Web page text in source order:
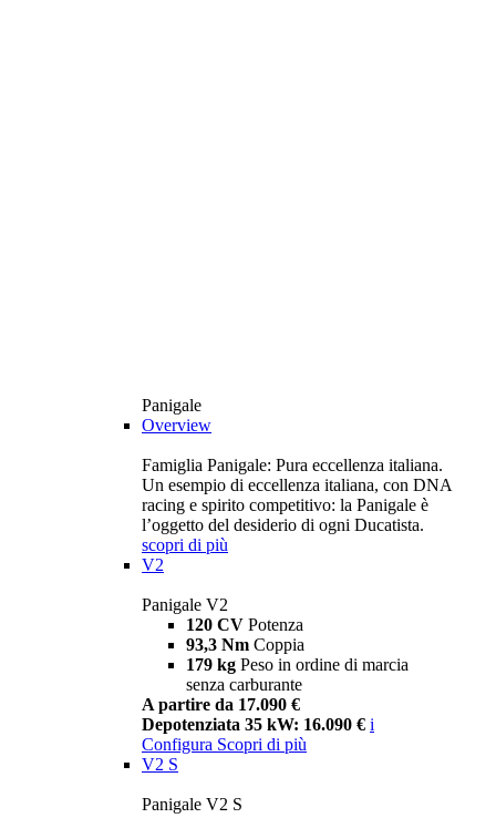
Panigale
Overview
Famiglia Panigale: Pura eccellenza italiana.
Un esempio di eccellenza italiana, con DNA
racing e spirito competitivo: la Panigale è
l’oggetto del desiderio di ogni Ducatista.
scopri di più
V2
Panigale V2
120 CV Potenza
93,3 Nm Coppia
179 kg Peso in ordine di marcia
senza carburante
A partire da 17.090 €
Depotenziata 35 kW: 16.090 € i
Configura Scopri di più
V2 S
Panigale V2 S